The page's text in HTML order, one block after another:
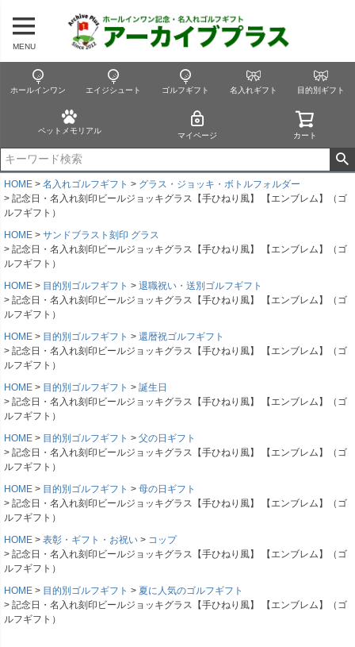
MENU
ホールインワン エイジシュート ゴルフギフト 名入れギフト 目的別ギフト
ペットメモリアル
マイページ カート
HOME 名入れゴルフギフト
グラス・ジョッキ・ボトルフォルダー
記念日・名入れ刻印ビールジョッキグラス【手ひねり風】 【エンブレム】（ゴ
ルフギフト）
HOME
サンドブラスト刻印 グラス
記念日・名入れ刻印ビールジョッキグラス【手ひねり風】 【エンブレム】（ゴ
ルフギフト）
HOME
目的別ゴルフギフト
退職祝い・送別ゴルフギフト
記念日・名入れ刻印ビールジョッキグラス【手ひねり風】 【エンブレム】（ゴ
ルフギフト）
HOME
目的別ゴルフギフト
還暦祝ゴルフギフト
記念日・名入れ刻印ビールジョッキグラス【手ひねり風】 【エンブレム】（ゴ
ルフギフト）
HOME
目的別ゴルフギフト
誕生日
記念日・名入れ刻印ビールジョッキグラス【手ひねり風】 【エンブレム】（ゴ
ルフギフト）
HOME
目的別ゴルフギフト
父の日ギフト
記念日・名入れ刻印ビールジョッキグラス【手ひねり風】 【エンブレム】（ゴ
ルフギフト）
HOME
目的別ゴルフギフト
母の日ギフト
記念日・名入れ刻印ビールジョッキグラス【手ひねり風】 【エンブレム】（ゴ
ルフギフト）
HOME
表彰・ギフト・お祝い
コップ
記念日・名入れ刻印ビールジョッキグラス【手ひねり風】 【エンブレム】（ゴ
ルフギフト）
HOME
目的別ゴルフギフト
夏に人気のゴルフギフト
記念日・名入れ刻印ビールジョッキグラス【手ひねり風】 【エンブレム】（ゴ
ルフギフト）